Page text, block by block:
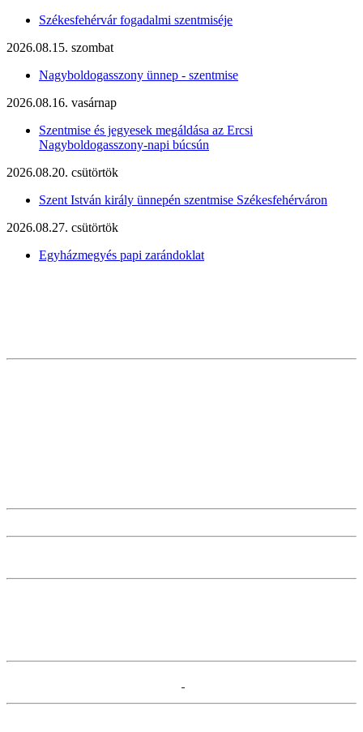
Székesfehérvár fogadalmi szentmiséje
2026.08.15. szombat
Nagyboldogasszony ünnep - szentmise
2026.08.16. vasárnap
Szentmise és jegyesek megáldása az Ercsi
Nagyboldogasszony-napi búcsún
2026.08.20. csütörtök
Szent István király ünnepén szentmise Székesfehérváron
2026.08.27. csütörtök
Egyházmegyés papi zarándoklat